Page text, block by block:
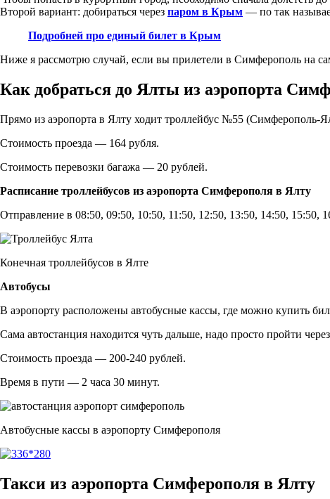
Второй вариант: добираться через паром в Крым — по так
Подробней про единый билет в Крым
Ниже я рассмотрю случай, если вы прилетели в Симферополь на
Как добраться до Ялты из аэропорта
Прямо из аэропорта в Ялту ходит троллейбус №55 (Симферополь-
Стоимость проезда — 164 рубля.
Стоимость перевозки багажа — 20 рублей.
Расписание троллейбусов из аэропорта Симферополя в Ялту
Отправление в 08:50, 09:50, 10:50, 11:50, 12:50, 13:50, 14:50, 15:50,
Конечная троллейбусов в Ялте
Автобусы
В аэропорту расположены автобусные кассы, где можно купить
Сама автостанция находится чуть дальше, надо просто пройти
Стоимость проезда — 200-240 рублей.
Время в пути — 2 часа 30 минут.
Автобусные кассы в аэропорту Симферополя
Такси из аэропорта Симферополя в Ялту